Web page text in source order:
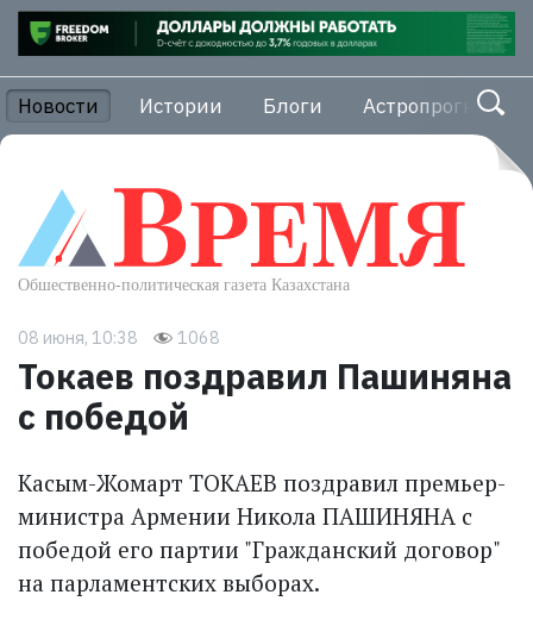
Новости Истории Блоги Астропрогноз
08 июня, 10:38 1068
Токаев поздравил Пашиняна
с победой
Касым-Жомарт ТОКАЕВ поздравил премьер-
министра Армении Никола ПАШИНЯНА с
победой его партии "Гражданский договор"
на парламентских выборах.